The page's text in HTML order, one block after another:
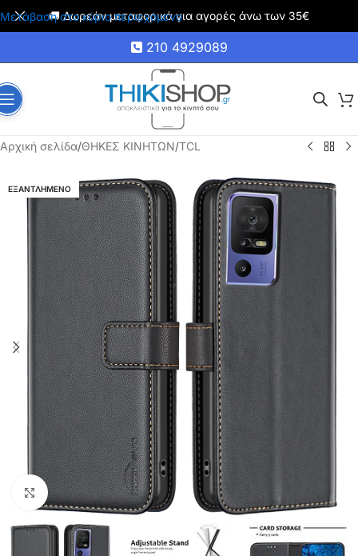
Μετάβαση στο κύριο περιεχόμενο
🚚 Δωρεάν μεταφορικά για αγορές άνω των 35€
210 4929089
Αρχική σελίδα/ΘΗΚΕΣ ΚΙΝΗΤΩΝ/TCL
ΕΞΑΝΤΛΗΜΕΝΟ
Click to enlarge